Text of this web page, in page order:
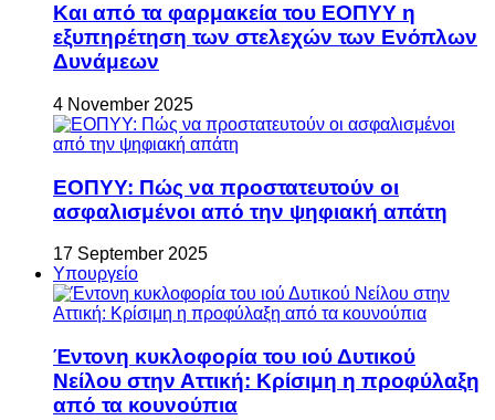
Και από τα φαρμακεία του ΕΟΠΥΥ η
εξυπηρέτηση των στελεχών των Ενόπλων
Δυνάμεων
4 November 2025
ΕΟΠΥΥ: Πώς να προστατευτούν οι
ασφαλισμένοι από την ψηφιακή απάτη
17 September 2025
Υπουργείο
Έντονη κυκλοφορία του ιού Δυτικού
Νείλου στην Αττική: Κρίσιμη η προφύλαξη
από τα κουνούπια